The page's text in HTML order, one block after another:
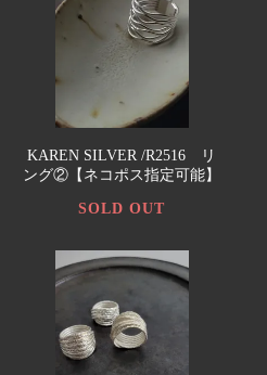
KAREN SILVER /R2516 リ
ング②【ネコポス指定可能】
SOLD OUT